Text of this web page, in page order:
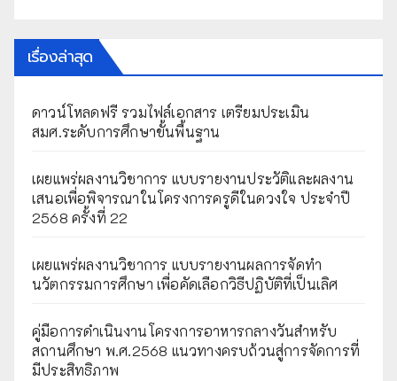
เรื่องล่าสุด
ดาวน์โหลดฟรี รวมไฟล์เอกสาร เตรียมประเมิน
สมศ.ระดับการศึกษาขั้นพื้นฐาน
เผยแพร่ผลงานวิชาการ แบบรายงานประวัติและผลงาน
เสนอเพื่อพิจารณาในโครงการครูดีในดวงใจ ประจำปี
2568 ครั้งที่ 22
เผยแพร่ผลงานวิชาการ แบบรายงานผลการจัดทำ
นวัตกรรมการศึกษา เพื่อคัดเลือกวิธีปฏิบัติที่เป็นเลิศ
คู่มือการดำเนินงานโครงการอาหารกลางวันสำหรับ
สถานศึกษา พ.ศ.2568 แนวทางครบถ้วนสู่การจัดการที่
มีประสิทธิภาพ